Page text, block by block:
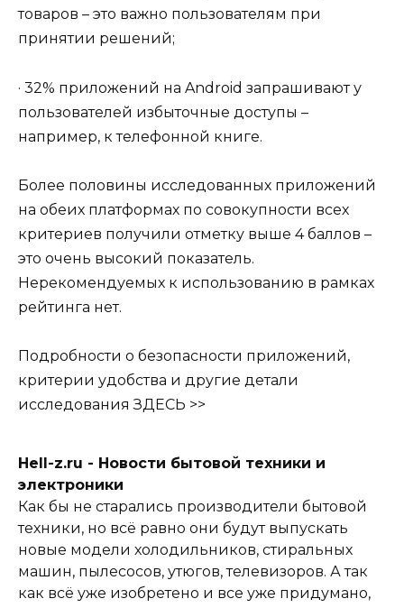
товаров – это важно пользователям при
принятии решений;
· 32% приложений на Android запрашивают у
пользователей избыточные доступы –
например, к телефонной книге.
Более половины исследованных приложений
на обеих платформах по совокупности всех
критериев получили отметку выше 4 баллов –
это очень высокий показатель.
Нерекомендуемых к использованию в рамках
рейтинга нет.
Подробности о безопасности приложений,
критерии удобства и другие детали
исследования ЗДЕСЬ >>
Hell-z.ru - Новости бытовой техники и
электроники
Как бы не старались производители бытовой
техники, но всё равно они будут выпускать
новые модели холодильников, стиральных
машин, пылесосов, утюгов, телевизоров. А так
как всё уже изобретено и все уже придумано,